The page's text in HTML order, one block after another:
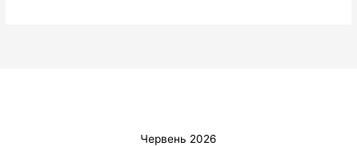
Червень 2026